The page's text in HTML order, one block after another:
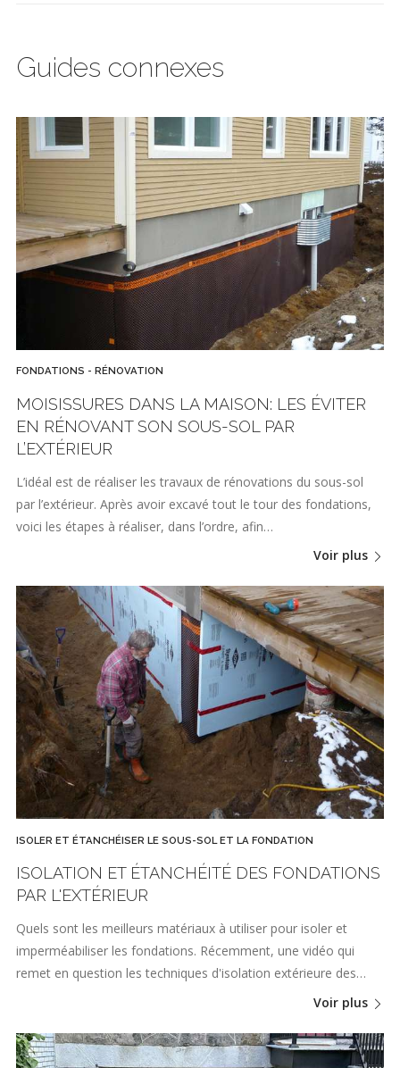
Guides connexes
FONDATIONS - RÉNOVATION
MOISISSURES DANS LA MAISON: LES ÉVITER
EN RÉNOVANT SON SOUS-SOL PAR
L’EXTÉRIEUR
L’idéal est de réaliser les travaux de rénovations du sous-sol
par l’extérieur. Après avoir excavé tout le tour des fondations,
voici les étapes à réaliser, dans l’ordre, afin…
Voir plus
ISOLER ET ÉTANCHÉISER LE SOUS-SOL ET LA FONDATION
ISOLATION ET ÉTANCHÉITÉ DES FONDATIONS
PAR L'EXTÉRIEUR
Quels sont les meilleurs matériaux à utiliser pour isoler et
imperméabiliser les fondations. Récemment, une vidéo qui
remet en question les techniques d'isolation extérieure des…
Voir plus